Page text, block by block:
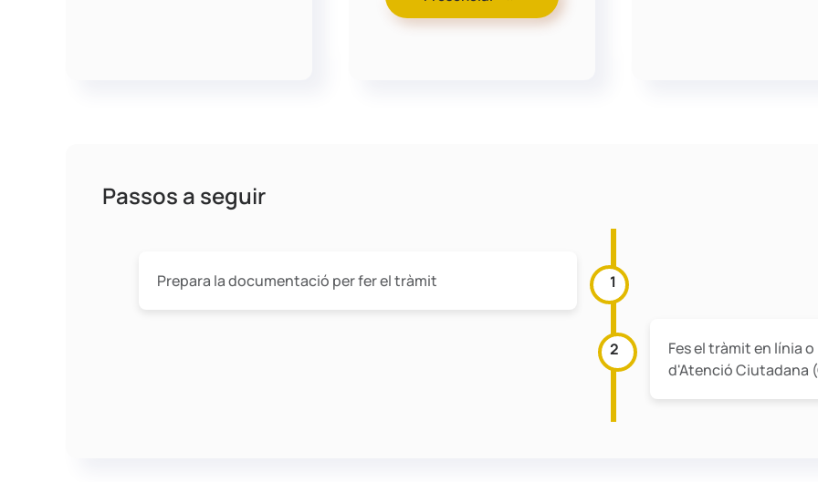
Passos a seguir
Prepara la documentació per fer el tràmit 1
Fes el tràmit en línia
d'Atenció Ciutadana
2